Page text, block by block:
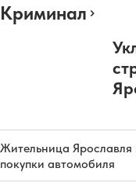
Криминал
Жительница
покупки автомобиля